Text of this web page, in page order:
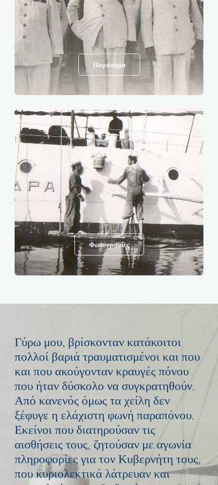
Παράσημα
Φωτογραφίες
Γύρω μου, βρίσκονταν κατάκοιτοι
πολλοί βαριά τραυματισμένοι και που
και που ακούγονταν κραυγές πόνου
που ήταν δύσκολο να συγκρατηθούν.
Από κανενός όμως τα χείλη δεν
ξέφυγε η ελάχιστη φωνή παραπόνου.
Εκείνοι που διατηρούσαν τις
αισθήσεις τους, ζητούσαν με αγωνία
πληροφορίες για τον Κυβερνήτη τους,
που κυριολεκτικά λάτρευαν και